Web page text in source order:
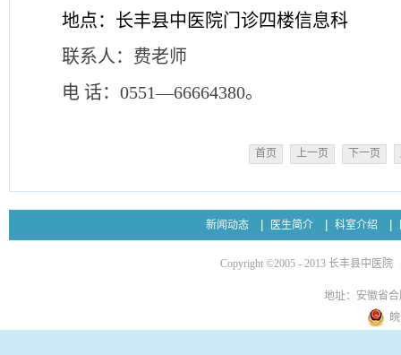
地点：长丰县中医院门诊四楼信息科
联系人：费老师
电 话：0551—66664380。
首页 上一页 下一页
新闻动态 医生简介 科室介绍
Copyright ©2005 - 2013 长丰县中医院
地址：安徽省